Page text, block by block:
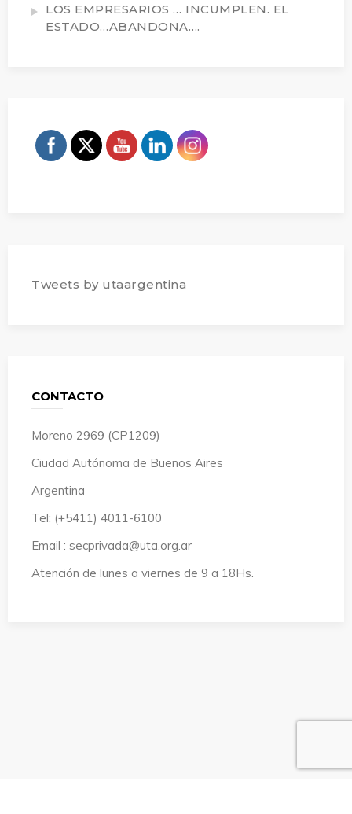
LOS EMPRESARIOS … INCUMPLEN. EL
ESTADO…ABANDONA….
Tweets by utaargentina
CONTACTO
Moreno 2969 (CP1209)
Ciudad Autónoma de Buenos Aires
Argentina
Tel: (+5411) 4011-6100
Email : secprivada@uta.org.ar
Atención de lunes a viernes de 9 a 18Hs.